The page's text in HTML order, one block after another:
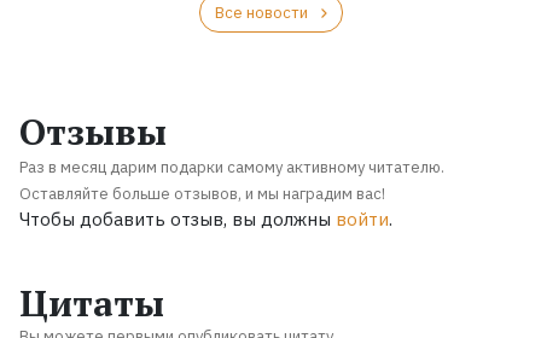
Все новости
Отзывы
Раз в месяц дарим подарки самому активному читателю.
Оставляйте больше отзывов, и мы наградим вас!
Чтобы добавить отзыв, вы должны войти.
Цитаты